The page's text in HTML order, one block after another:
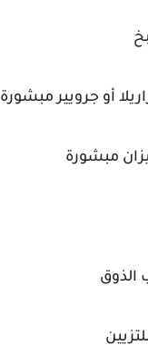
أو جرويير مبشورة
مبشورة